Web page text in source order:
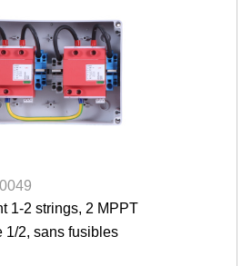
1-2 strings, 2 MPPT
1/2, sans fusibles